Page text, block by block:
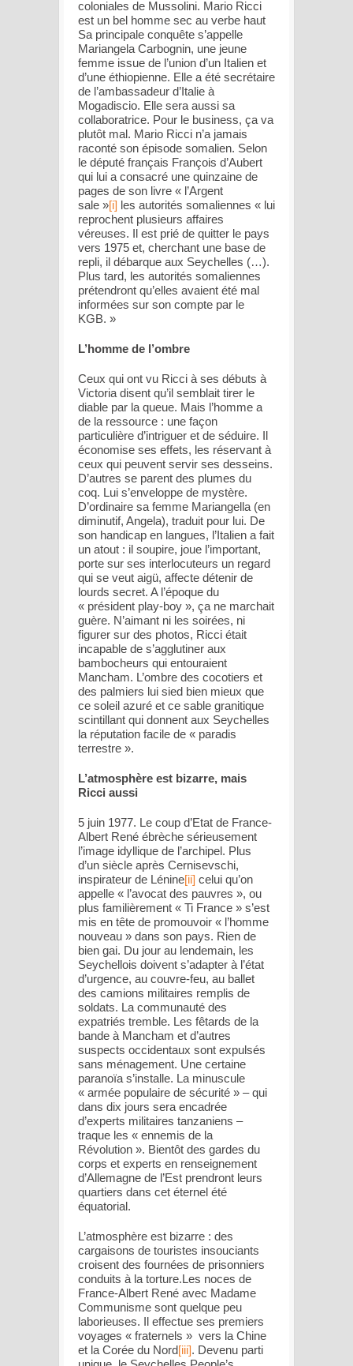
coloniales de Mussolini. Mario Ricci
est un bel homme sec au verbe haut
Sa principale conquête s’appelle
Mariangela Carbognin, une jeune
femme issue de l’union d’un Italien et
d’une éthiopienne. Elle a été secrétaire
de l’ambassadeur d’Italie à
Mogadiscio. Elle sera aussi sa
collaboratrice. Pour le business, ça va
plutôt mal. Mario Ricci n’a jamais
raconté son épisode somalien. Selon
le député français François d’Aubert
qui lui a consacré une quinzaine de
pages de son livre « l’Argent
sale »[i] les autorités somaliennes « lui
reprochent plusieurs affaires
véreuses. Il est prié de quitter le pays
vers 1975 et, cherchant une base de
repli, il débarque aux Seychelles (…).
Plus tard, les autorités somaliennes
prétendront qu’elles avaient été mal
informées sur son compte par le
KGB. »
L’homme de l’ombre
Ceux qui ont vu Ricci à ses débuts à
Victoria disent qu’il semblait tirer le
diable par la queue. Mais l’homme a
de la ressource : une façon
particulière d’intriguer et de séduire. Il
économise ses effets, les réservant à
ceux qui peuvent servir ses desseins.
D’autres se parent des plumes du
coq. Lui s’enveloppe de mystère.
D’ordinaire sa femme Mariangella (en
diminutif, Angela), traduit pour lui. De
son handicap en langues, l’Italien a fait
un atout : il soupire, joue l’important,
porte sur ses interlocuteurs un regard
qui se veut aigü, affecte détenir de
lourds secret. A l’époque du
« président play-boy », ça ne marchait
guère. N’aimant ni les soirées, ni
figurer sur des photos, Ricci était
incapable de s’agglutiner aux
bambocheurs qui entouraient
Mancham. L’ombre des cocotiers et
des palmiers lui sied bien mieux que
ce soleil azuré et ce sable granitique
scintillant qui donnent aux Seychelles
la réputation facile de « paradis
terrestre ».
L’atmosphère est bizarre, mais
Ricci aussi
5 juin 1977. Le coup d’Etat de France-
Albert René ébrèche sérieusement
l’image idyllique de l’archipel. Plus
d’un siècle après Cernisevschi,
inspirateur de Lénine[ii] celui qu’on
appelle « l’avocat des pauvres », ou
plus familièrement « Ti France » s’est
mis en tête de promouvoir « l’homme
nouveau » dans son pays. Rien de
bien gai. Du jour au lendemain, les
Seychellois doivent s’adapter à l’état
d’urgence, au couvre-feu, au ballet
des camions militaires remplis de
soldats. La communauté des
expatriés tremble. Les fêtards de la
bande à Mancham et d’autres
suspects occidentaux sont expulsés
sans ménagement. Une certaine
paranoïa s’installe. La minuscule
« armée populaire de sécurité » – qui
dans dix jours sera encadrée
d’experts militaires tanzaniens –
traque les « ennemis de la
Révolution ». Bientôt des gardes du
corps et experts en renseignement
d’Allemagne de l’Est prendront leurs
quartiers dans cet éternel été
équatorial.
L’atmosphère est bizarre : des
cargaisons de touristes insouciants
croisent des fournées de prisonniers
conduits à la torture.Les noces de
France-Albert René avec Madame
Communisme sont quelque peu
laborieuses. Il effectue ses premiers
voyages « fraternels » vers la Chine
et la Corée du Nord[iii]. Devenu parti